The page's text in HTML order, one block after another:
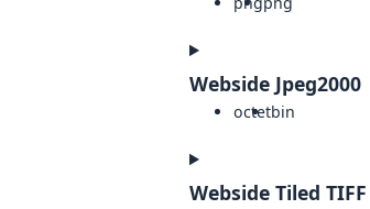
Webside Jpeg2000
octetbin
Webside Tiled TIFF